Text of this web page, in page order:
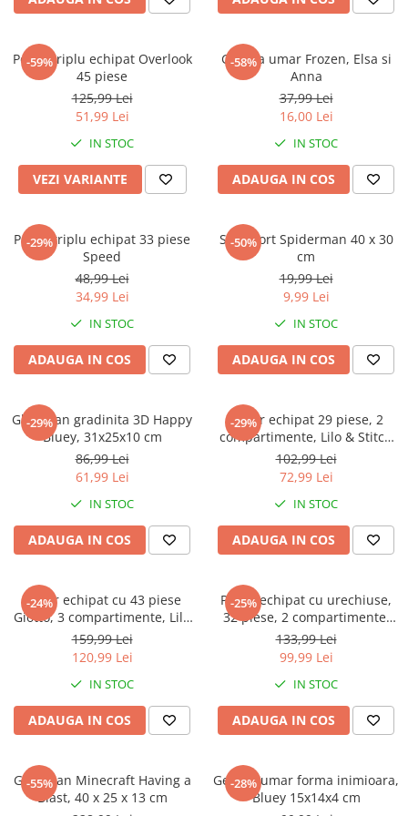
Faro
La casa de papel
Minnie Mouse Disney
Perletti
The Grinch
Gabby's Dollhouse
Captain Tsubasa
44 Cats
Superman
Captain america
Bakugan
Liga Dreptatii
Buzz Lightyear
My Little Pony
Planes
EplusM
Tom & Jerry
Transformers
Top Wings
Incaltaminte baieti
Ghete si cizme baieti
Pantofi baieti
Papuci si slapi baieti
Sandale baieti
Shimmer Shine
Sofia Intai
FC Barcelona
Red Bull Racing
OEM
Lady Bug
Powerpuff Girls
VAMPIRINA
Zhu Zhu Pets
Super Wings
Disney Elena din Avalor
Pusheen
Marvel
Monsters Inc.
La casa de papel
Nasa
Kids Euroswan
Rainbow High
Garfield
Nightmare before Christmas
EplusM
Perletti
Arditex
-59%
Penar triplu echipat Overlook
45 piese
125,99 Lei
51,99 Lei
IN STOC
VEZI VARIANTE
-58%
Geanta umar Frozen, Elsa si
Anna
37,99 Lei
16,00 Lei
IN STOC
ADAUGA IN COS
-29%
Penar triplu echipat 33 piese
Speed
48,99 Lei
34,99 Lei
IN STOC
ADAUGA IN COS
-50%
Sac sport Spiderman 40 x 30
cm
19,99 Lei
9,99 Lei
IN STOC
ADAUGA IN COS
-29%
Ghiozdan gradinita 3D Happy
Bluey, 31x25x10 cm
86,99 Lei
61,99 Lei
IN STOC
ADAUGA IN COS
-29%
Penar echipat 29 piese, 2
compartimente, Lilo & Stitch
3D
102,99 Lei
72,99 Lei
IN STOC
ADAUGA IN COS
-24%
Penar echipat cu 43 piese
Giotto, 3 compartimente, Lilo
& Stitch
159,99 Lei
120,99 Lei
IN STOC
ADAUGA IN COS
-25%
Penar echipat cu urechiuse,
32 piese, 2 compartimente,
Gabby's Dollhouse
133,99 Lei
99,99 Lei
IN STOC
ADAUGA IN COS
-55%
Ghiozdan Minecraft Having a
Blast, 40 x 25 x 13 cm
-28%
Geanta umar forma inimioara,
Bluey 15x14x4 cm